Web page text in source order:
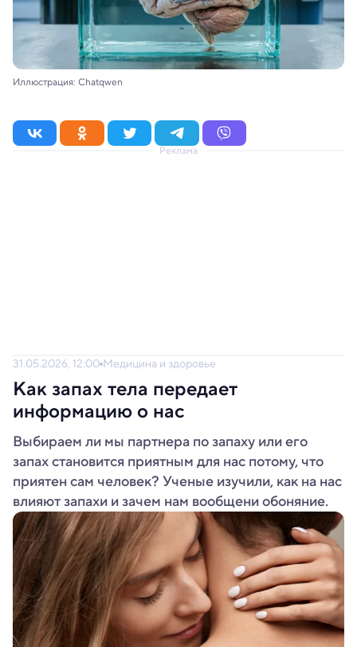
Иллюстрация: Chatqwen
Реклама
31.05.2026, 12:00 Медицина и здоровье
Как запах тела передает
информацию о нас
Выбираем ли мы партнера по запаху или его
запах становится приятным для нас потому, что
приятен сам человек? Ученые изучили, как на нас
влияют запахи и зачем нам вообщени обоняние.